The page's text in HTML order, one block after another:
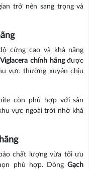
trở nên sang trọng và
cứng cao và khả năng
chính hãngđược
vực thường xuyên chịu
còn phù hợp với sân
vực ngoài trời nhờ khả
chất lượng vừa tối ưu
phù hợp. DòngGạch